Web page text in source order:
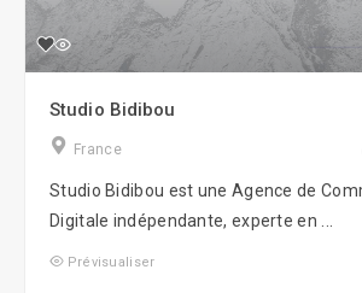
Studio Bidibou
France
Studio Bidibou est une Agence de
Digitale indépendante, experte en ...
Prévisualiser